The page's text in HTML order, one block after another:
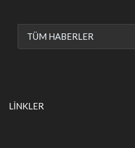
TÜM HABERLER
LİNKLER